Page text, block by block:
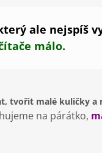
ale nejspíš
málo.
tvořit malé kuličky
na párátko,